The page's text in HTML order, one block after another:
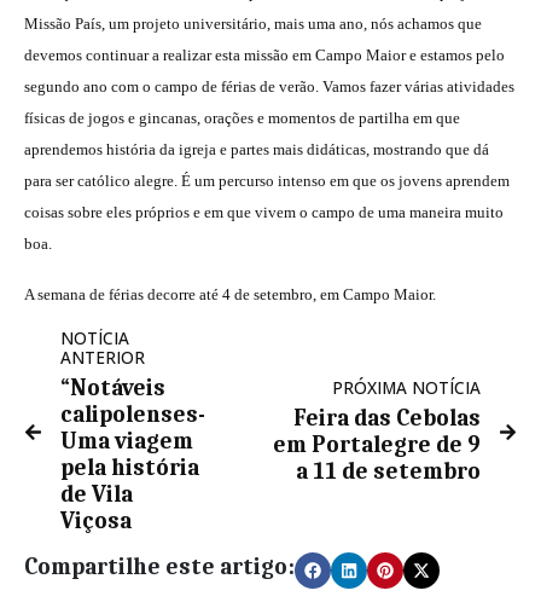
Missão País, um projeto universitário, mais uma ano, nós achamos que
devemos continuar a realizar esta missão em Campo Maior e estamos pelo
segundo ano com o campo de férias de verão. Vamos fazer várias atividades
físicas de jogos e gincanas, orações e momentos de partilha em que
aprendemos história da igreja e partes mais didáticas, mostrando que dá
para ser católico alegre. É um percurso intenso em que os jovens aprendem
coisas sobre eles próprios e em que vivem o campo de uma maneira muito
boa.
A semana de férias decorre até 4 de setembro, em Campo Maior.
NOTÍCIA
ANTERIOR
“Notáveis
calipolenses-
Uma viagem
pela história
de Vila
Viçosa
PRÓXIMA NOTÍCIA
Feira das Cebolas
em Portalegre de 9
a 11 de setembro
Compartilhe este artigo: